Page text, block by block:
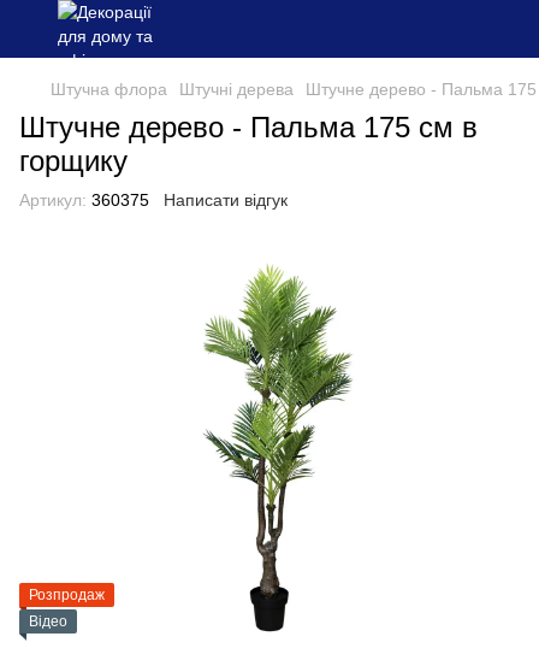
Штучна флора Штучні дерева Штучне дерево - Пальма
Штучне дерево - Пальма 175 см в
горщику
Артикул: 360375 Написати відгук
Розпродаж
Відео